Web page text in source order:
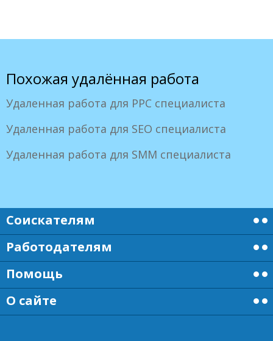
Похожая удалённая работа
Удаленная работа для PPC специалиста
Удаленная работа для SEO специалиста
Удаленная работа для SMM специалиста
Соискателям
Работодателям
Помощь
О сайте